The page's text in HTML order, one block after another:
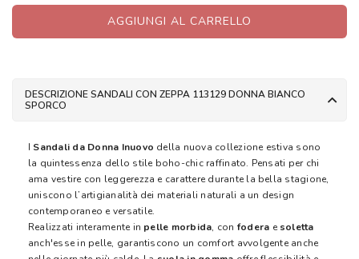
AGGIUNGI AL CARRELLO
DESCRIZIONE SANDALI CON ZEPPA 113129 DONNA BIANCO
SPORCO
I Sandali da Donna Inuovo della nuova collezione estiva sono
la quintessenza dello stile boho-chic raffinato. Pensati per chi
ama vestire con leggerezza e carattere durante la bella stagione,
uniscono l’artigianalità dei materiali naturali a un design
contemporaneo e versatile.
Realizzati interamente in pelle morbida, con fodera e soletta
anch'esse in pelle, garantiscono un comfort avvolgente anche